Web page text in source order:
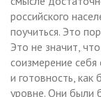
российского
поучиться. Это
Это не значит,
соизмерение
и готовность,
уровне. Они были